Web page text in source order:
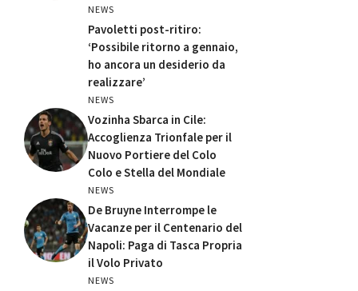
NEWS
Pavoletti post-ritiro:
‘Possibile ritorno a gennaio,
ho ancora un desiderio da
realizzare’
NEWS
Vozinha Sbarca in Cile:
Accoglienza Trionfale per il
Nuovo Portiere del Colo
Colo e Stella del Mondiale
NEWS
De Bruyne Interrompe le
Vacanze per il Centenario del
Napoli: Paga di Tasca Propria
il Volo Privato
NEWS